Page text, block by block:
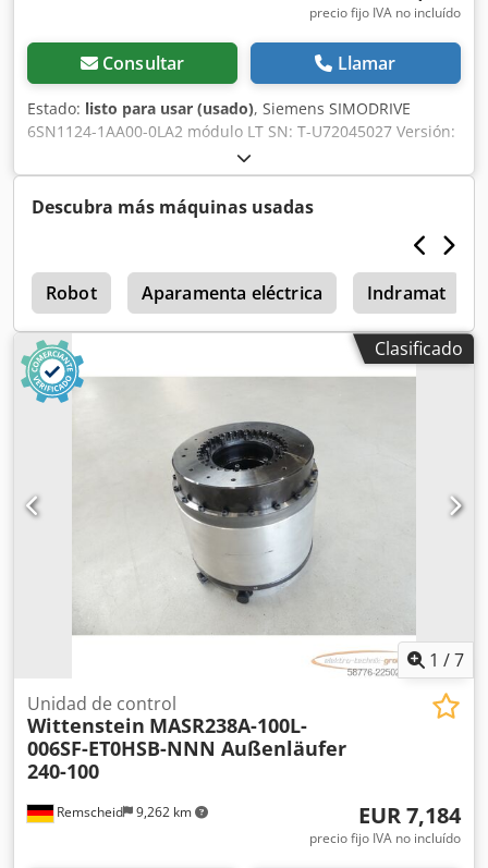
precio fijo IVA no incluído
Consultar Llamar
Estado: listo para usar (usado), Siemens SIMODRIVE
6SN1124-1AA00-0LA2 módulo LT SN: T-U72045027 Versión:
A, usado, en buen estado de conservación, 100%
funcional, entrega según fotos Cjdpfx Asx Dxmuod Sjrf
Descubra más máquinas usadas
Robot Aparamenta eléctrica Indramat
Clasificado
1 /7
Remscheid 9,262 km
Unidad de control
Wittenstein MASR238A-100L-
006SF-ET0HSB-NNN Außenläufer
240-100
EUR 7,184
precio fijo IVA no incluído